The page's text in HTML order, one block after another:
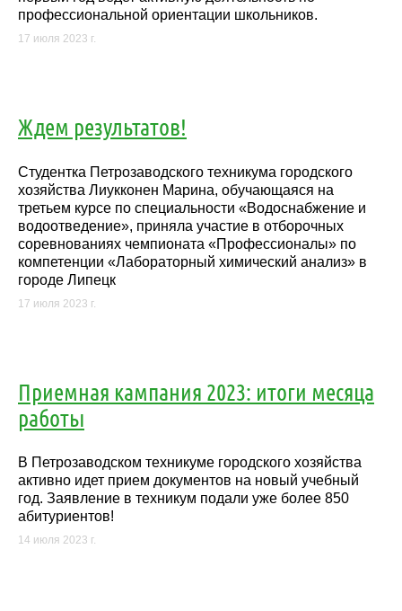
профессиональной ориентации школьников.
17 июля 2023 г.
Ждем результатов!
Студентка Петрозаводского техникума городского
хозяйства Лиукконен Марина, обучающаяся на
третьем курсе по специальности «Водоснабжение и
водоотведение», приняла участие в отборочных
соревнованиях чемпионата «Профессионалы» по
компетенции «Лабораторный химический анализ» в
городе Липецк
17 июля 2023 г.
Приемная кампания 2023: итоги месяца
работы
В Петрозаводском техникуме городского хозяйства
активно идет прием документов на новый учебный
год. Заявление в техникум подали уже более 850
абитуриентов!
14 июля 2023 г.